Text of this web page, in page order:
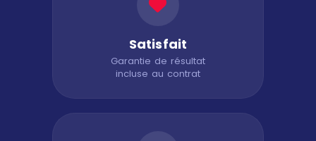
Satisfait
Garantie de résultat
incluse au contrat